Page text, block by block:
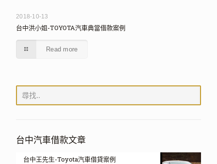
2018-10-13
台中洪小姐-TOYOTA汽車典當借款案例
Read more
台中汽車借款文章
台中王先生-Toyota汽車借貸案例